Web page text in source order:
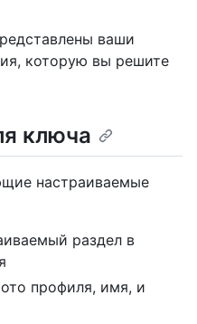
ваши
которую вы решите
ключа
настраиваемые
раздел в
профиля, имя, и